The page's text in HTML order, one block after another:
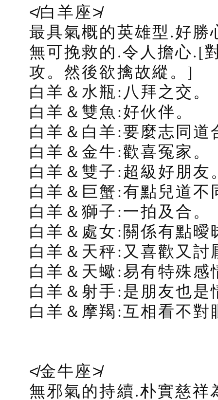
≮白羊座≯
最具氣概的英雄型.好
無可挽救的.令人擔心.[
攻。然後欲擒故縱。]
白羊＆水瓶:八拜之交。
白羊＆雙魚:好伙伴。
白羊＆白羊:要麼志同
白羊＆金牛:歡喜冤家。
白羊＆雙子:超級好朋友
白羊＆巨蟹:有點兒道不
白羊＆獅子:一拍及合。
白羊＆處女:關係有點曖
白羊＆天秤:又喜歡又討
白羊＆天蠍:易有特殊感
白羊＆射手:是朋友也是
白羊＆摩羯:互相看不對
≮金牛座≯
無邪氣的持續.朴實慈